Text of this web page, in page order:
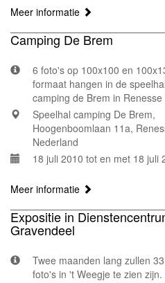
Meer informatie
Camping De Brem
6 foto's op 100x100 en
formaat hangen in de
camping de Brem in Renesse
Speelhal camping De Brem,
Hoogenboomlaan 11a,
Nederland
18 juli 2010 tot en met 18 juli
Meer informatie
Expositie in
Gravendeel
Twee maanden lang zullen
foto's in 't Weegje te zien zijn.